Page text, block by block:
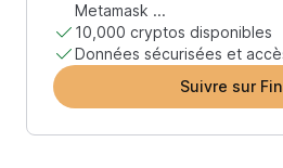
Metamask ...
10,000 cryptos disponibles
Données sécurisées et
Suivre sur